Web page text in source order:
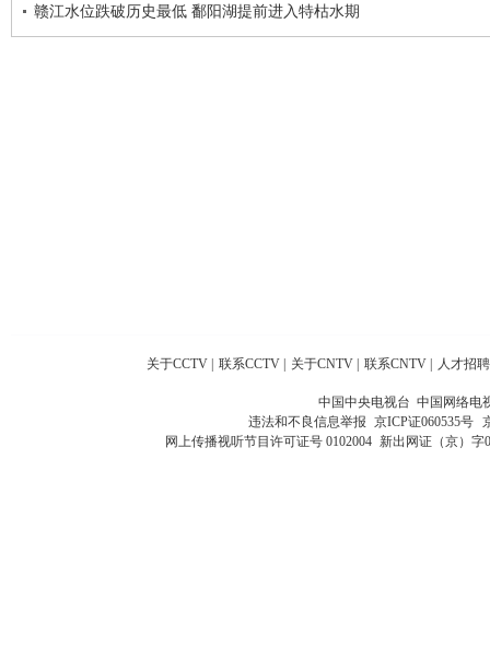
赣江水位跌破历史最低 鄱阳湖提前进入特枯水期
关于CCTV 联系CCTV 关于CNTV 联系CNTV 人才招聘
中国中央电视台 中国网络电
违法和不良信息举报 京ICP证060535号
网上传播视听节目许可证号 0102004 新出网证（京）